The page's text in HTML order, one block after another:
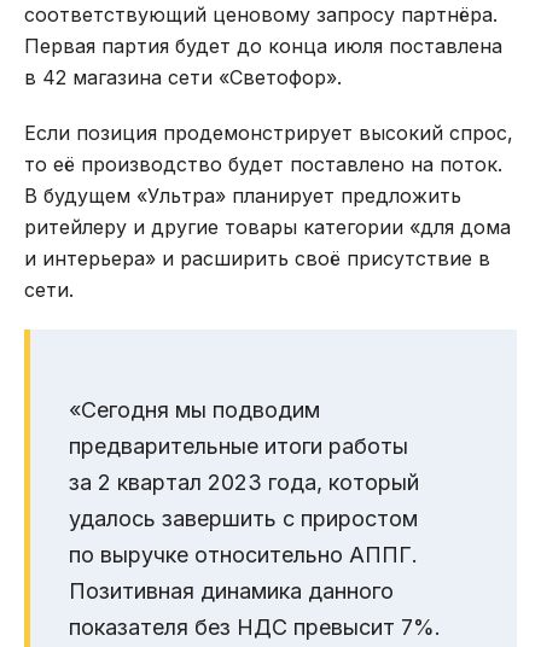
соответствующий ценовому запросу партнёра.
Первая партия будет до конца июля поставлена
в 42 магазина сети «Светофор».
Если позиция продемонстрирует высокий спрос,
то её производство будет поставлено на поток.
В будущем «Ультра» планирует предложить
ритейлеру и другие товары категории «для дома
и интерьера» и расширить своё присутствие в
сети.
«Сегодня мы подводим
предварительные итоги работы
за 2 квартал 2023 года, который
удалось завершить с приростом
по выручке относительно АППГ.
Позитивная динамика данного
показателя без НДС превысит 7%.